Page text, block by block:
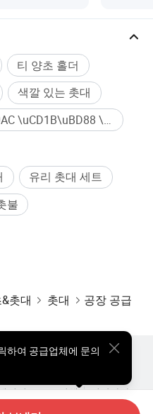
티 양초 홀더
색깔 있는 촛대
\uB3C4\uB9E4 \uC720\uB9AC \uCD1B\uBD88 \uD640\uB354 대량구매
유리 촛대 세트
불
촛대 촛대
공장 공급
하여 공급업체에 문의
매 핫 제품
스타 바이어
인정보 보호정책
연락하다